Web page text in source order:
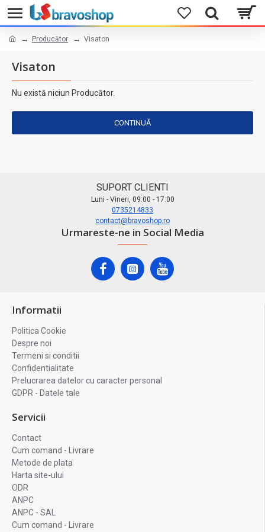
Producător Visaton
Visaton
Nu există niciun Producător.
CONTINUĂ
SUPORT CLIENTI
Luni - Vineri, 09:00 - 17:00
0735214833
contact@bravoshop.ro
Urmareste-ne in Social Media
Informatii
Politica Cookie
Despre noi
Termeni si conditii
Confidentialitate
Prelucrarea datelor cu caracter personal
GDPR - Datele tale
Servicii
Contact
Cum comand - Livrare
Metode de plata
Harta site-ului
ODR
ANPC
ANPC - SAL
Cum comand - Livrare